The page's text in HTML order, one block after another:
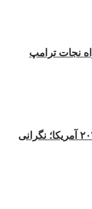
نجات ترامپ
سایه سنگین بی‌اعتمادی بر سر انتخابات ۲۰۲۶ آمریکا؛ نگرانی